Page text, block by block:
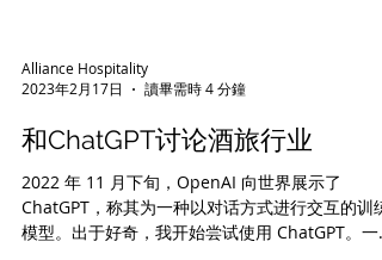
Alliance Hospitality
2023年2月17日
讀畢需時 4 分鐘
和ChatGPT讨论酒旅行业
2022 年 11 月下旬，OpenAI 向世界展示了